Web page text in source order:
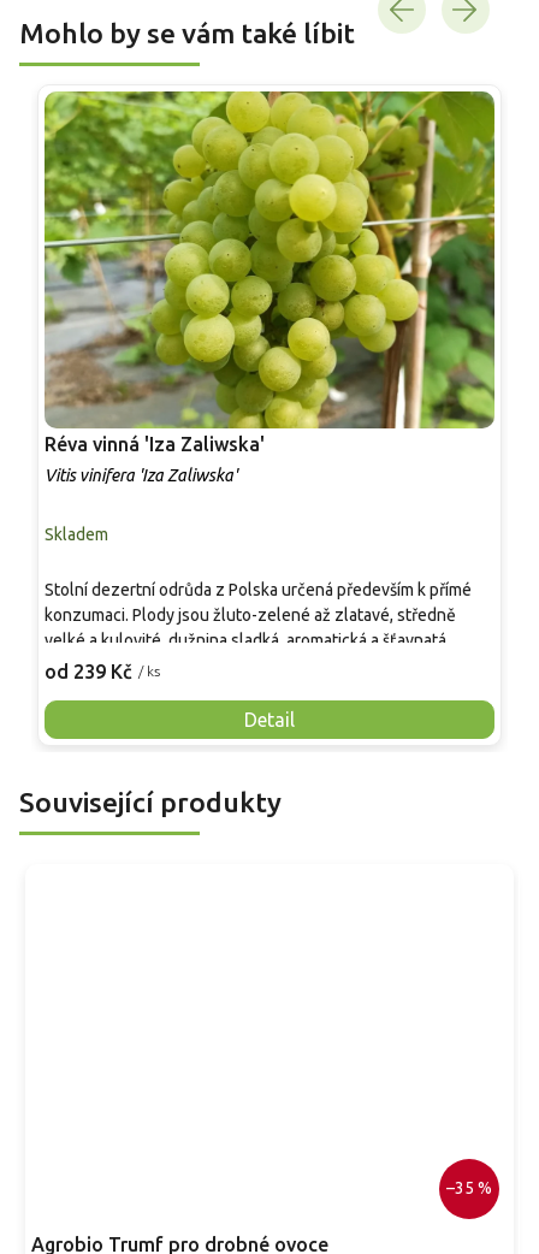
Mohlo by se vám také líbit
Réva vinná 'Iza Zaliwska'
Vitis vinifera 'Iza Zaliwska'
Skladem
od 239 Kč / ks
Detail
Stolní dezertní odrůda z Polska určená především k přímé
konzumaci. Plody jsou žluto-zelené až zlatavé, středně
velké a kulovité, dužnina sladká, aromatická a šťavnatá.
Dozrává velmi raně, sklizeň možná koncem srpna či
běžným chorobám, vhodná pro zahradní pěstování, domácí
využití a dekorativní popínavé vedení.
Související produkty
–35 %
Agrobio Trumf pro drobné ovoce